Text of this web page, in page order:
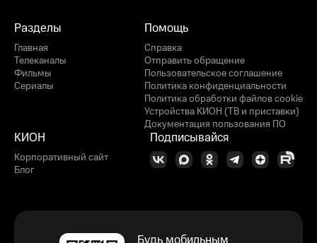
Разделы
Главная
Телеканалы
Фильмы
Сериалы
Помощь
Справка
Отправить обращение
Пользовательское соглашение
Политика конфиденциальности
Политика обработки файлов cookie
Устройства КИОН (ТВ и приставки)
Документация пользования ПО
КИОН
Корпоративный сайт
Блог
Подписывайся